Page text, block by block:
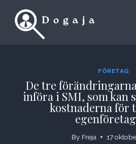
FÖRETAG
De tre
införa i SMI, som kan
kostnaderna för
By Freja 17